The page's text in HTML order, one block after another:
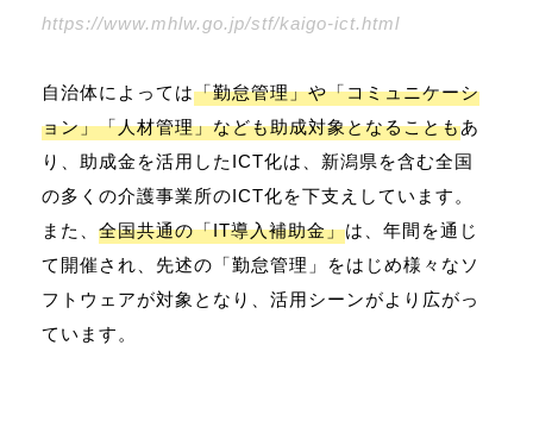
https://www.mhlw.go.jp/stf/kaigo-ict.html
自治体によっては「勤怠管理」や「コミュニケーシ
ョン」「人材管理」なども助成対象となることもあ
り、助成金を活用したICT化は、新潟県を含む全国
の多くの介護事業所のICT化を下支えしています。
また、 全国共通の「IT導入補助金」は、年間を通じ
て開催され、先述の「勤怠管理」をはじめ様々なソ
フトウェアが対象となり、活用シーンがより広がっ
ています。